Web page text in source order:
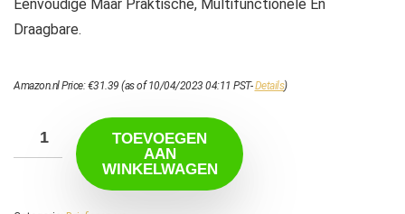
Eenvoudige Maar Praktische, Multifunctionele En
Draagbare.
Amazon.nl Price:€31.39 (as of 10/04/2023 04:11 PST-Details)
TOEVOEGEN
AAN
WINKELWAGEN